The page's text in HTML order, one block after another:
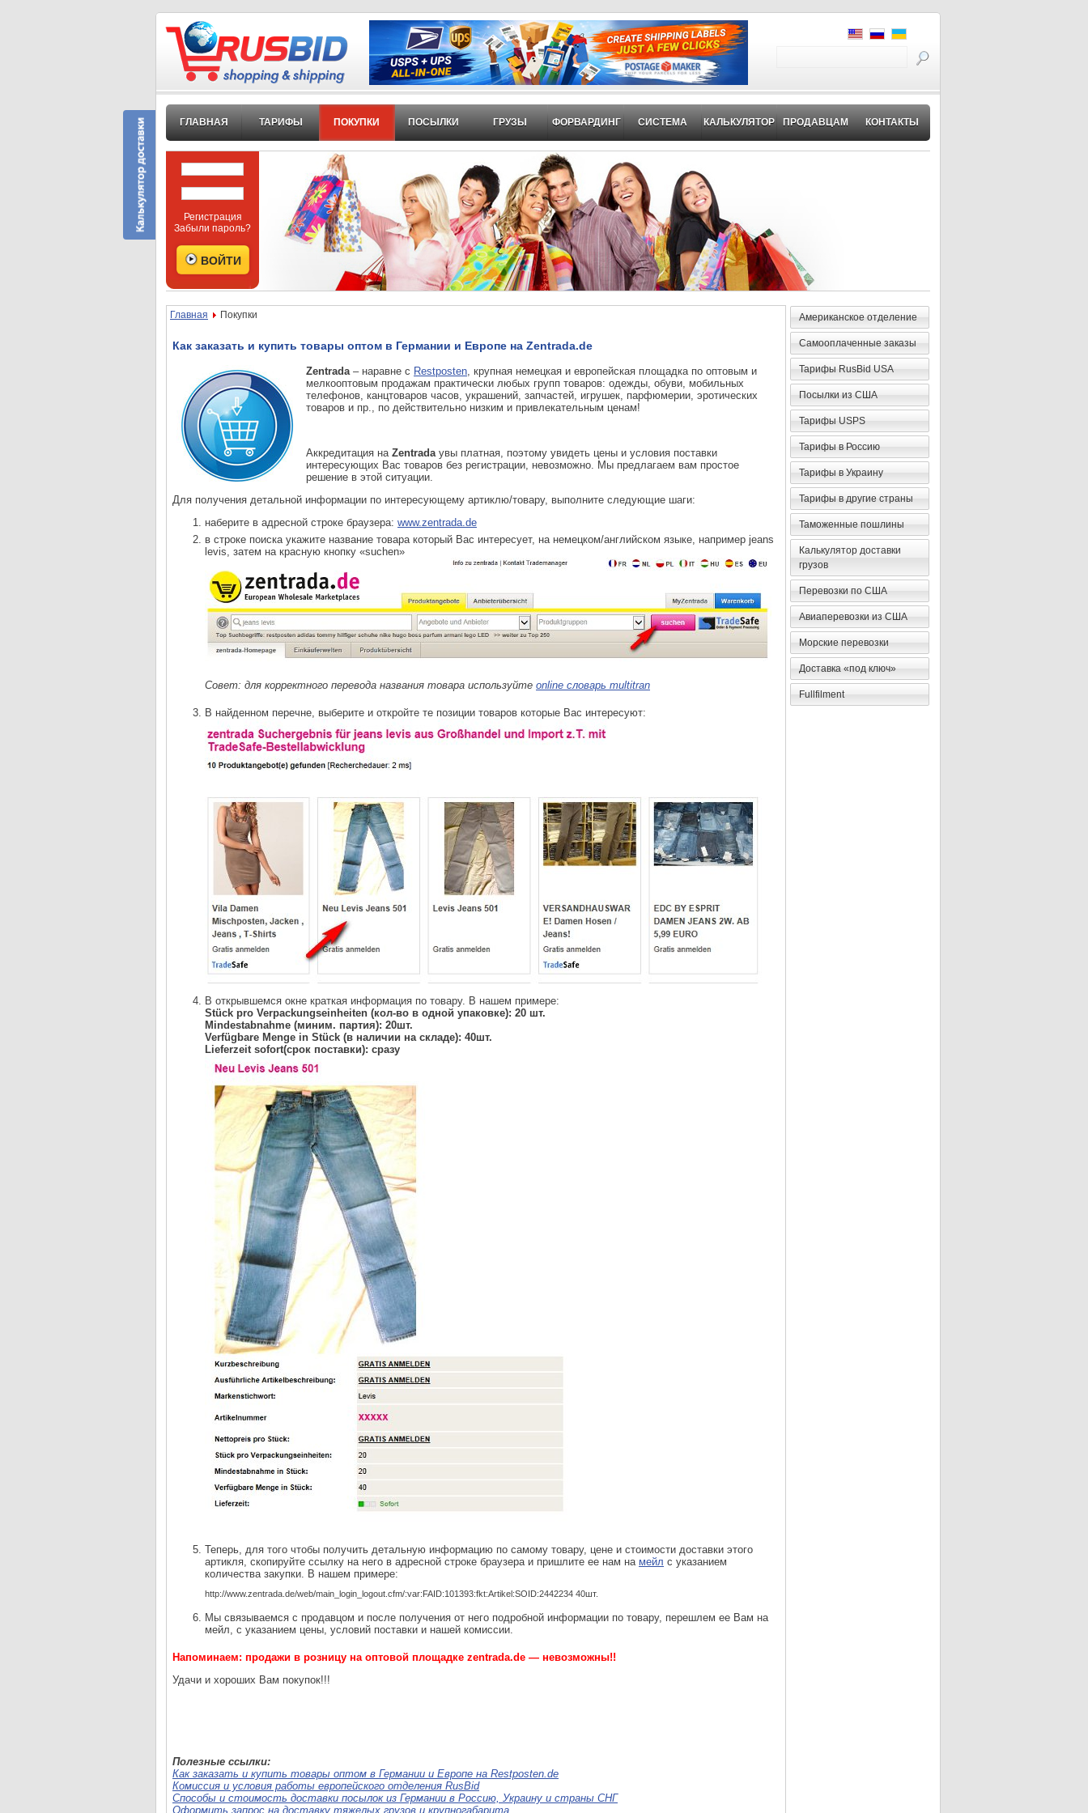
ГЛАВНАЯ ТАРИФЫ ПОКУПКИ ПОСЫЛКИ ГРУЗЫ ФОРВАРДИНГ СИСТЕМА КАЛЬКУЛЯТОР ПРОДАВЦАМ КОНТАКТЫ
Регистрация
Забыли пароль?
Главная Покупки
Как заказать и купить товары оптом в Германии и Европе на Zentrada.de
Zentrada– наравне с Restposten, крупная немецкая и европейская площадка по оптовым и
мелкооптовым продажам практически любых групп товаров: одежды, обуви, мобильных
телефонов, канцтоваров часов, украшений, запчастей, игрушек, парфюмерии, эротических
товаров и пр., по действительно низким и привлекательным ценам!
Аккредитация на Zentradaувы платная, поэтому увидеть цены и условия поставки
интересующих Вас товаров без регистрации, невозможно. Мы предлагаем вам простое
решение в этой ситуации.
Для получения детальной информации по интересующему артиклю/товару, выполните следующие шаги:
наберите в адресной строке браузера: www.zentrada.de
в строке поиска укажите название товара который Вас интересует, на немецком/английском языке, например jeans
levis, затем на красную кнопку «suchen»
Совет: для корректного перевода названия товара используйте online словарь multitran
В найденном перечне, выберите и откройте те позиции товаров которые Вас интересуют:
В открывшемся окне краткая информация по товару. В нашем примере:
Stück pro Verpackungseinheiten (кол-во в одной упаковке): 20 шт.
Mindestabnahme (миним. партия): 20шт.
Verfügbare Menge in Stück (в наличии на складе): 40шт.
Lieferzeit sofort(срок поставки): сразу
Теперь, для того чтобы получить детальную информацию по самому товару, цене и стоимости доставки этого
артикля, скопируйте ссылку на него в адресной строке браузера и пришлите ее нам на мейл с указанием
количества закупки. В нашем примере:
http://www.zentrada.de/web/main_login_logout.cfm/:var:FAID:101393:fkt:Artikel:SOID:2442234 40шт.
Мы связываемся с продавцом и после получения от него подробной информации по товару, перешлем ее Вам на
мейл, с указанием цены, условий поставки и нашей комиссии.
Напоминаем: продажи в розницу на оптовой площадке zentrada.de — невозможны!!
Удачи и хороших Вам покупок!!!
Полезные ссылки:
Как заказать и купить товары оптом в Германии и Европе на Restposten.de
Комиссия и условия работы европейского отделения RusBid
Способы и стоимость доставки посылок из Германии в Россию, Украину и страны СНГ
Оформить запрос на доставку тяжелых грузов и крупногабарита
Американское отделение
Самооплаченные заказы
Тарифы RusBid USA
Посылки из США
Тарифы USPS
Тарифы в Россию
Тарифы в Украину
Тарифы в другие страны
Таможенные пошлины
Калькулятор доставки
грузов
Перевозки по США
Авиаперевозки из США
Морские перевозки
Доставка «под ключ»
Fullfilment